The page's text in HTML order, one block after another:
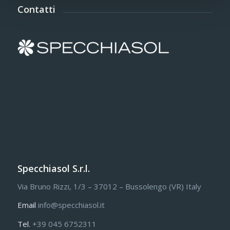
Contatti
Specchiasol S.r.l.
Via Bruno Rizzi, 1/3 – 37012 – Bussolengo (VR) Italy
Email info@specchiasol.it
Tel. +39 045 6752311